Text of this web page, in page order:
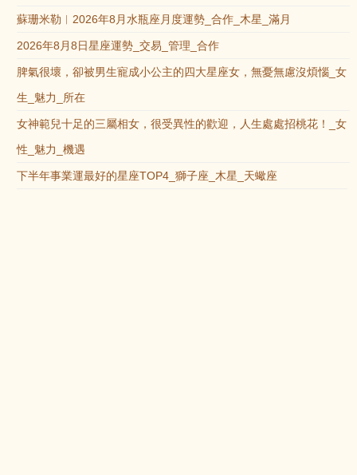
蘇珊米勒︱2026年8月水瓶座月度運勢_合作_木星_滿月
2026年8月8日星座運勢_交易_管理_合作
脾氣很壞，卻被男生寵成小公主的四大星座女，無憂無慮沒煩惱_女
生_魅力_所在
女神範兒十足的三屬相女，很受異性的歡迎，人生處處招桃花！_女
性_魅力_機遇
下半年事業運最好的星座TOP4_獅子座_木星_天蠍座